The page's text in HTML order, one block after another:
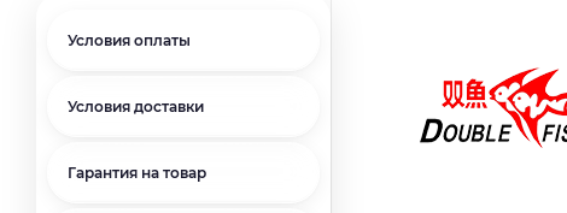
Условия оплаты
Условия доставки
Гарантия на товар